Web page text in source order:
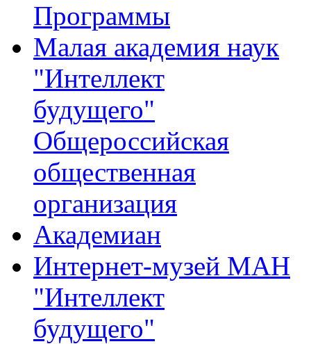
Программы
Малая академия наук
"Интеллект
будущего"
Общероссийская
общественная
организация
Академиан
Интернет-музей МАН
"Интеллект
будущего"